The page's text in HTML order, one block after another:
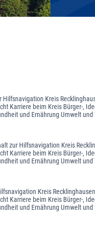
Kreis
Karriere beim Kreis Bürger-,
und Ernährung Umwelt und
zur Hilfsnavigation Kreis
Karriere beim Kreis Bürger-,
und Ernährung Umwelt und
Kreis
Karriere beim Kreis Bürger-,
und Ernährung Umwelt und